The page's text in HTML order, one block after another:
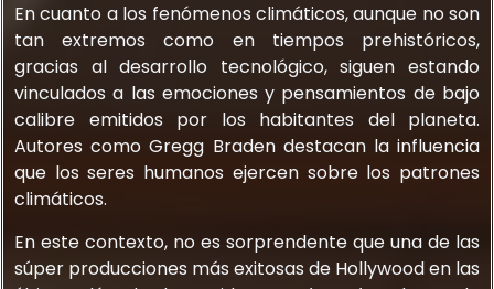
En cuanto a los fenómenos climáticos, aunque no son
tan extremos como en tiempos prehistóricos,
gracias al desarrollo tecnológico, siguen estando
vinculados a las emociones y pensamientos de bajo
calibre emitidos por los habitantes del planeta.
Autores como Gregg Braden destacan la influencia
que los seres humanos ejercen sobre los patrones
climáticos.
En este contexto, no es sorprendente que una de las
súper producciones más exitosas de Hollywood en las